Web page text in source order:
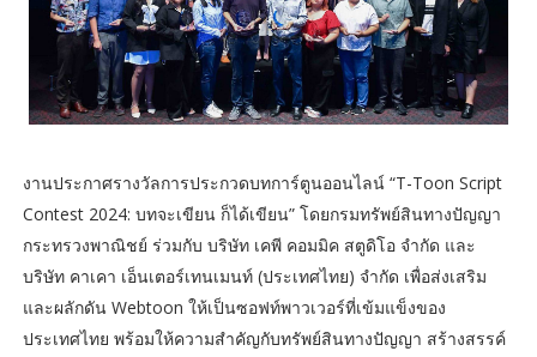
งานประกาศรางวัลการประกวดบทการ์ตูนออนไลน์ “T-Toon Script
Contest 2024: บทจะเขียน ก็ได้เขียน” โดยกรมทรัพย์สินทางปัญญา
กระทรวงพาณิชย์ ร่วมกับ บริษัท เคพี คอมมิค สตูดิโอ จำกัด และ
บริษัท คาเคา เอ็นเตอร์เทนเมนท์ (ประเทศไทย) จำกัด เพื่อส่งเสริม
และผลักดัน Webtoon ให้เป็นซอฟท์พาวเวอร์ที่เข้มแข็งของ
ประเทศไทย พร้อมให้ความสำคัญกับทรัพย์สินทางปัญญา สร้างสรรค์